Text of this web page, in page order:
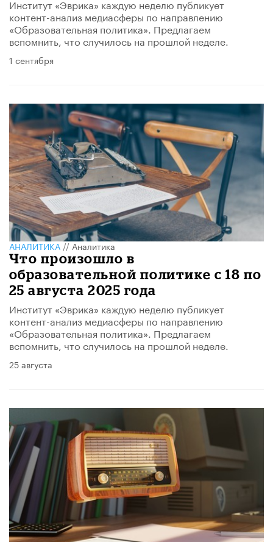
Институт «Эврика» каждую неделю публикует
контент-анализ медиасферы по направлению
«Образовательная политика». Предлагаем
вспомнить, что случилось на прошлой неделе.
1 сентября
АНАЛИТИКА//Аналитика
Что произошло в
образовательной политике с 18 по
25 августа 2025 года
Институт «Эврика» каждую неделю публикует
контент-анализ медиасферы по направлению
«Образовательная политика». Предлагаем
вспомнить, что случилось на прошлой неделе.
25 августа